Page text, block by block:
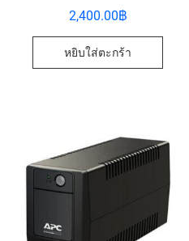
2,400.00฿
หยิบใส่ตะกร้า